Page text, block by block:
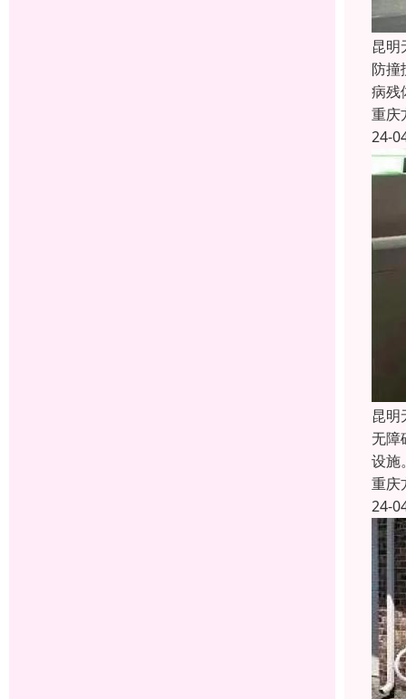
昆明
防撞
病残
重庆
24-
昆明
无障
设施
重庆
24-